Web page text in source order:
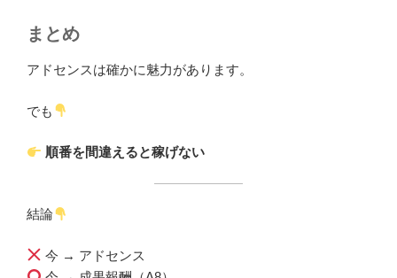
まとめ
アドセンスは確かに魅力があります。
でも
順番を間違えると稼げない
結論
今 → アドセンス